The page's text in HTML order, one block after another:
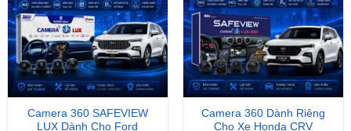
Camera 360 SAFEVIEW
LUX Dành Cho Ford
Camera 360 Dành Riêng
Cho Xe Honda CRV